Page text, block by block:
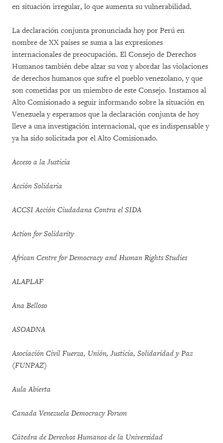
en situación irregular, lo que aumenta su vulnerabilidad.
La declaración conjunta pronunciada hoy por Perú en
nombre de XX países se suma a las expresiones
internacionales de preocupación. El Consejo de Derechos
Humanos también debe alzar su voz y abordar las violaciones
de derechos humanos que sufre el pueblo venezolano, y que
son cometidas por un miembro de este Consejo. Instamos al
Alto Comisionado a seguir informando sobre la situación en
Venezuela y esperamos que la declaración conjunta de hoy
lleve a una investigación internacional, que es indispensable y
ya ha sido solicitada por el Alto Comisionado.
Acceso a la Justicia
Acción Solidaria
ACCSI Acción Ciudadana Contra el SIDA
Action for Solidarity
African Centre for Democracy and Human Rights Studies
ALAPLAF
Ana Belloso
ASOADNA
Asociación Civil Fuerza, Unión, Justicia, Solidaridad y Paz
(FUNPAZ)
Aula Abierta
Canada Venezuela Democracy Forum
Cátedra de Derechos Humanos de la Universidad